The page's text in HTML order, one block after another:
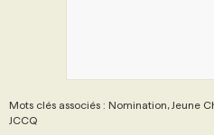
Mots clés associés : Nomination, Jeune
JCCQ